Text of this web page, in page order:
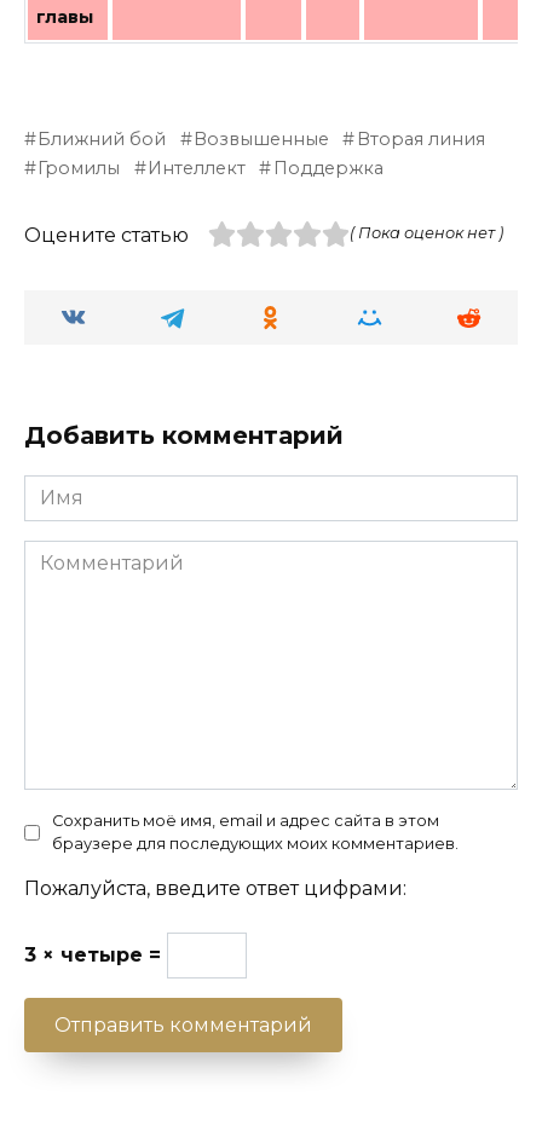
главы
Ближний бой Возвышенные
Вторая линия
Громилы
Интеллект Поддержка
Оцените статью ( Пока оценок нет )
Добавить комментарий
Имя
Комментарий
Сохранить моё имя, email и адрес сайта в этом
браузере для последующих моих комментариев.
Пожалуйста, введите ответ цифрами:
3 × четыре =